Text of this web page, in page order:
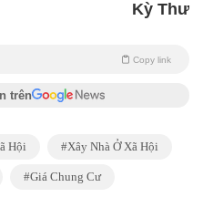
Kỳ Thư
Copy link
trên
Hội Xây Nhà Ở Xã Hội
Giá Chung Cư